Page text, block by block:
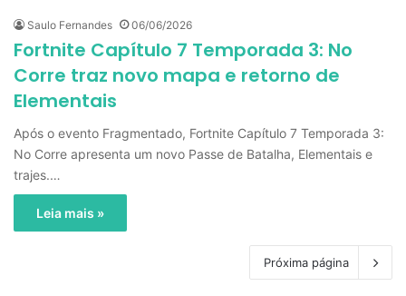
Saulo Fernandes 06/06/2026
Fortnite Capítulo 7 Temporada 3: No
Corre traz novo mapa e retorno de
Elementais
Após o evento Fragmentado, Fortnite Capítulo 7 Temporada 3:
No Corre apresenta um novo Passe de Batalha, Elementais e
trajes.…
Leia mais »
Próxima página